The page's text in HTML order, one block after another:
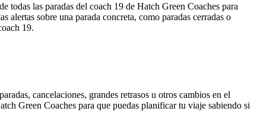
todas las paradas del coach 19 de Hatch Green Coaches para
alertas sobre una parada concreta, como paradas cerradas o
19.
cancelaciones, grandes retrasos u otros cambios en el
Green Coaches para que puedas planificar tu viaje sabiendo si